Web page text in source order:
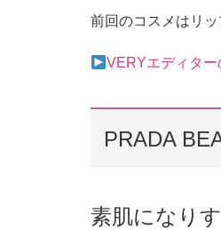
前回のコスメはリッ
VERYエディター
PRADA
素肌になり